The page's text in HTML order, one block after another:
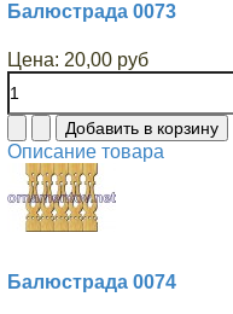
Балюстрада 0073
Цена: 20,00 руб
Описание товара
Балюстрада 0074